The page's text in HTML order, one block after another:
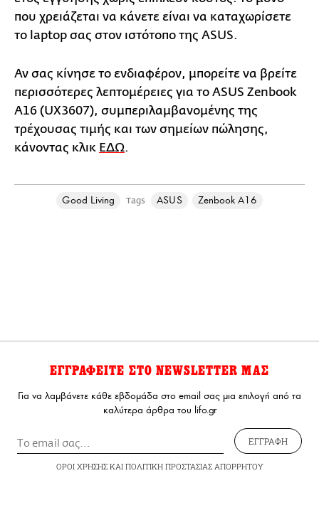
που χρειάζεται να κάνετε είναι να καταχωρίσετε
το laptop σας στον ιστότοπο της ASUS.
Αν σας κίνησε το ενδιαφέρον, μπορείτε να βρείτε
περισσότερες λεπτομέρειες για το ASUS Zenbook
A16 (UX3607), συμπεριλαμβανομένης της
τρέχουσας τιμής και των σημείων πώλησης,
κάνοντας κλικ ΕΔΩ.
Good Living Tags ASUS Zenbook A16
ΕΓΓΡΑΦΕΙΤΕ ΣΤΟ NEWSLETTER ΜΑΣ
Για να λαμβάνετε κάθε εβδομάδα στο email σας μια επιλογή από τα
καλύτερα άρθρα του lifo.gr
ΕΓΓΡΑΦΗ
ΟΡΟΙ ΧΡΗΣΗΣΚΑΙ ΠΟΛΙΤΙΚΗ ΠΡΟΣΤΑΣΙΑΣ ΑΠΟΡΡΗΤΟΥ